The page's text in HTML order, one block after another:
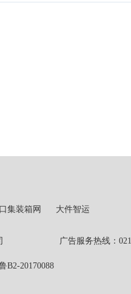
集装箱网
大件智运
公司 广告服务热线：021-
B2-20170088